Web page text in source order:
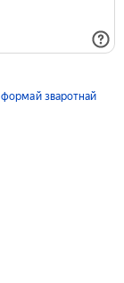
формай зваротнай